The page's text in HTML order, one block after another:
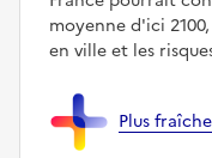
moyenne d'ici
en ville et les
Plus